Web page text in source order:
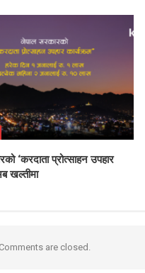
‘करदाता प्रोत्साहन उपहार
खल्तीमा
Comments are closed.